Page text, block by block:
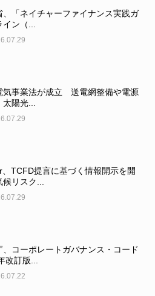
、「ネイチャーファイナンス実践ガ
ン（...
気事業法が成立 送電網整備や電源
陽光...
、TCFD提言に基づく情報開示を開
リスク...
、コーポレートガバナンス・コード
改訂版...